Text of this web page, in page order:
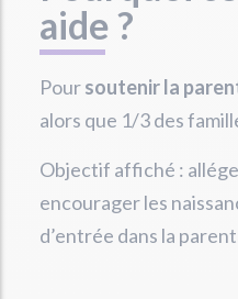
aide ?
Poursoutenir la
alors que 1/3 des
Objectif affiché :
encourager les
d’entrée dans la